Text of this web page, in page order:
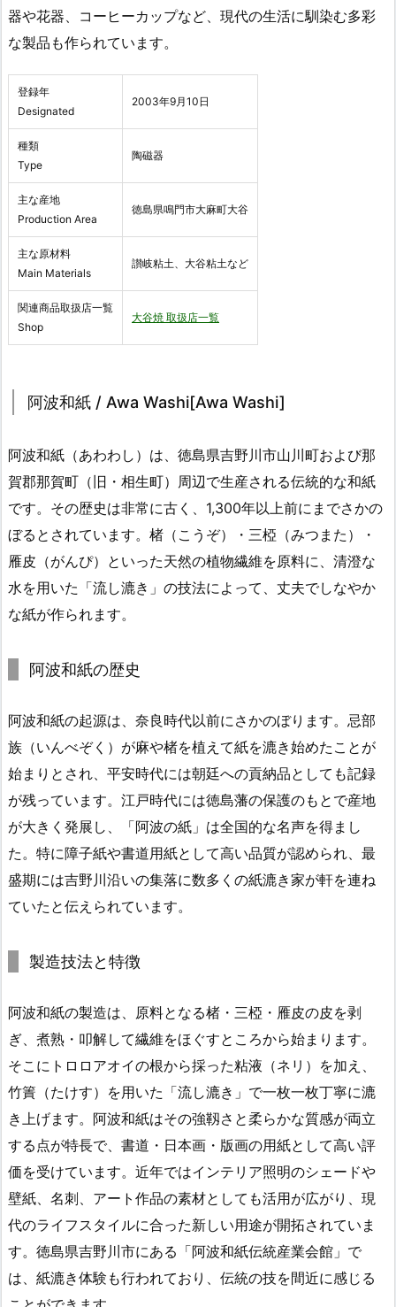
器や花器、コーヒーカップなど、現代の生活に馴染む多彩
な製品も作られています。
登録年
Designated
2003年9月10日
種類
Type
陶磁器
主な産地
Production Area
徳島県鳴門市大麻町大谷
主な原材料
Main Materials
讃岐粘土、大谷粘土など
関連商品取扱店一覧
Shop
大谷焼 取扱店一覧
阿波和紙 / Awa Washi[Awa Washi]
阿波和紙（あわわし）は、徳島県吉野川市山川町および那
賀郡那賀町（旧・相生町）周辺で生産される伝統的な和紙
です。その歴史は非常に古く、1,300年以上前にまでさかの
ぼるとされています。楮（こうぞ）・三椏（みつまた）・
雁皮（がんぴ）といった天然の植物繊維を原料に、清澄な
水を用いた「流し漉き」の技法によって、丈夫でしなやか
な紙が作られます。
阿波和紙の歴史
阿波和紙の起源は、奈良時代以前にさかのぼります。忌部
族（いんべぞく）が麻や楮を植えて紙を漉き始めたことが
始まりとされ、平安時代には朝廷への貢納品としても記録
が残っています。江戸時代には徳島藩の保護のもとで産地
が大きく発展し、「阿波の紙」は全国的な名声を得まし
た。特に障子紙や書道用紙として高い品質が認められ、最
盛期には吉野川沿いの集落に数多くの紙漉き家が軒を連ね
ていたと伝えられています。
製造技法と特徴
阿波和紙の製造は、原料となる楮・三椏・雁皮の皮を剥
ぎ、煮熟・叩解して繊維をほぐすところから始まります。
そこにトロロアオイの根から採った粘液（ネリ）を加え、
竹簀（たけす）を用いた「流し漉き」で一枚一枚丁寧に漉
き上げます。阿波和紙はその強靱さと柔らかな質感が両立
する点が特長で、書道・日本画・版画の用紙として高い評
価を受けています。近年ではインテリア照明のシェードや
壁紙、名刺、アート作品の素材としても活用が広がり、現
代のライフスタイルに合った新しい用途が開拓されていま
す。徳島県吉野川市にある「阿波和紙伝統産業会館」で
は、紙漉き体験も行われており、伝統の技を間近に感じる